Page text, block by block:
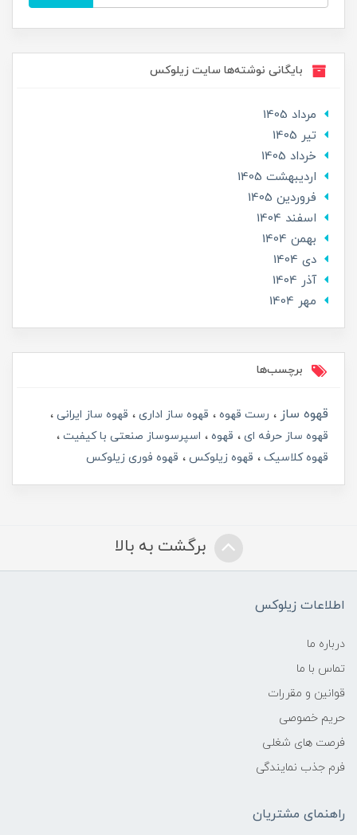
بایگانی نوشته‌ها سایت زیلوکس
مرداد 1405
تير 1405
خرداد 1405
ارديبهشت 1405
فروردین 1405
اسفند 1404
بهمن 1404
دی 1404
آذر 1404
مهر 1404
برچسب‌ها
قهوه ساز رست قهوه قهوه ساز اداری
قهوه ساز ایرانی
قهوه ساز حرفه ای
قهوه
اسپرسوساز صنعتی با کیفیت
قهوه کلاسیک
قهوه زیلوکس قهوه فوری زیلوکس
برگشت به بالا
اطلاعات زیلوکس
درباره ما
تماس با ما
قوانین و مقررات
حریم خصوصی
فرصت های شغلی
فرم جذب نمایندگی
راهنمای مشتریان